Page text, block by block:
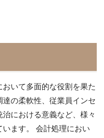
いて多面的な役割を果た
の柔軟性、従業員インセ
における意義など、様々
ます。 会計処理におい